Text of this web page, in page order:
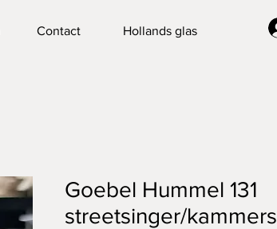
Contact Hollands glas
Goebel Hummel 131
streetsinger/kammers